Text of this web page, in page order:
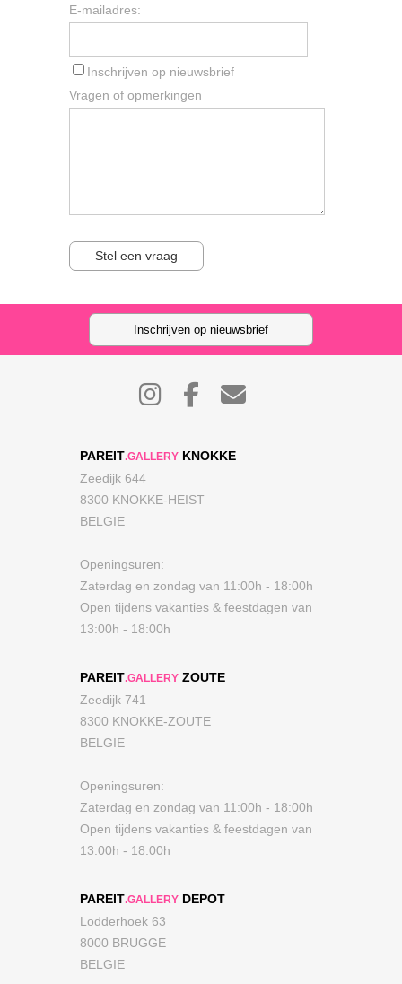
E-mailadres:
Inschrijven op nieuwsbrief
Vragen of opmerkingen
Stel een vraag
Inschrijven op nieuwsbrief
PAREIT.GALLERY KNOKKE
Zeedijk 644
8300 KNOKKE-HEIST
BELGIE
Openingsuren:
Zaterdag en zondag van 11:00h - 18:00h
Open tijdens vakanties & feestdagen van
13:00h - 18:00h
PAREIT.GALLERY ZOUTE
Zeedijk 741
8300 KNOKKE-ZOUTE
BELGIE
Openingsuren:
Zaterdag en zondag van 11:00h - 18:00h
Open tijdens vakanties & feestdagen van
13:00h - 18:00h
PAREIT.GALLERY DEPOT
Lodderhoek 63
8000 BRUGGE
BELGIE